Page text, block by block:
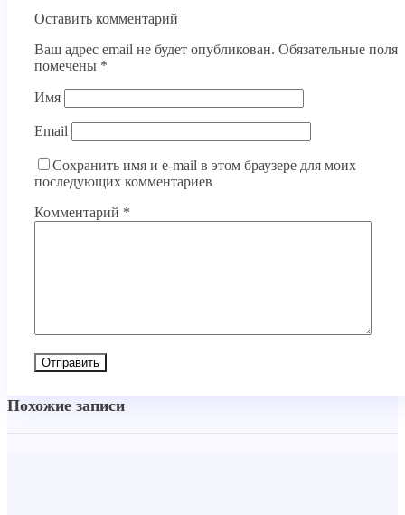
Оставить комментарий
Ваш адрес email не будет опубликован. Обязательные поля
помечены *
Имя
Email
Сохранить имя и e-mail в этом браузере для моих
последующих комментариев
Комментарий *
Похожие записи